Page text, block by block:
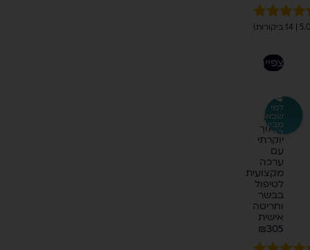
5.00
מבוסס על
של
לצפייה
🥩
למי
שבאמת
מבין
בבשר
קרש
חיתוך
יוקרתי
עם
ערכה
מקצועית
לטיפול
בבשר
וחריטה
אישית
₪305